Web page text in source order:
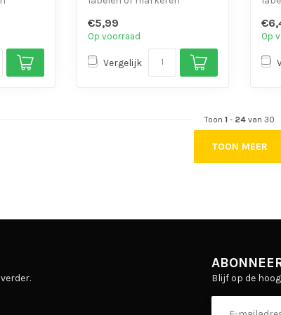
- Eenvoudig te open...
€5,99
Op voorraad
Vergelijk
-
Op
Toon 1 - 24 van 30
TOON MEER
Blijf op de